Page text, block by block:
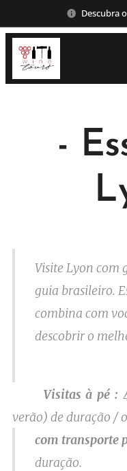
Descubra
-
Visite Lyon com
guia brasileiro.
combina com
descobrir o
Visitas à pé :
verão) de duração /
com transporte
duração.